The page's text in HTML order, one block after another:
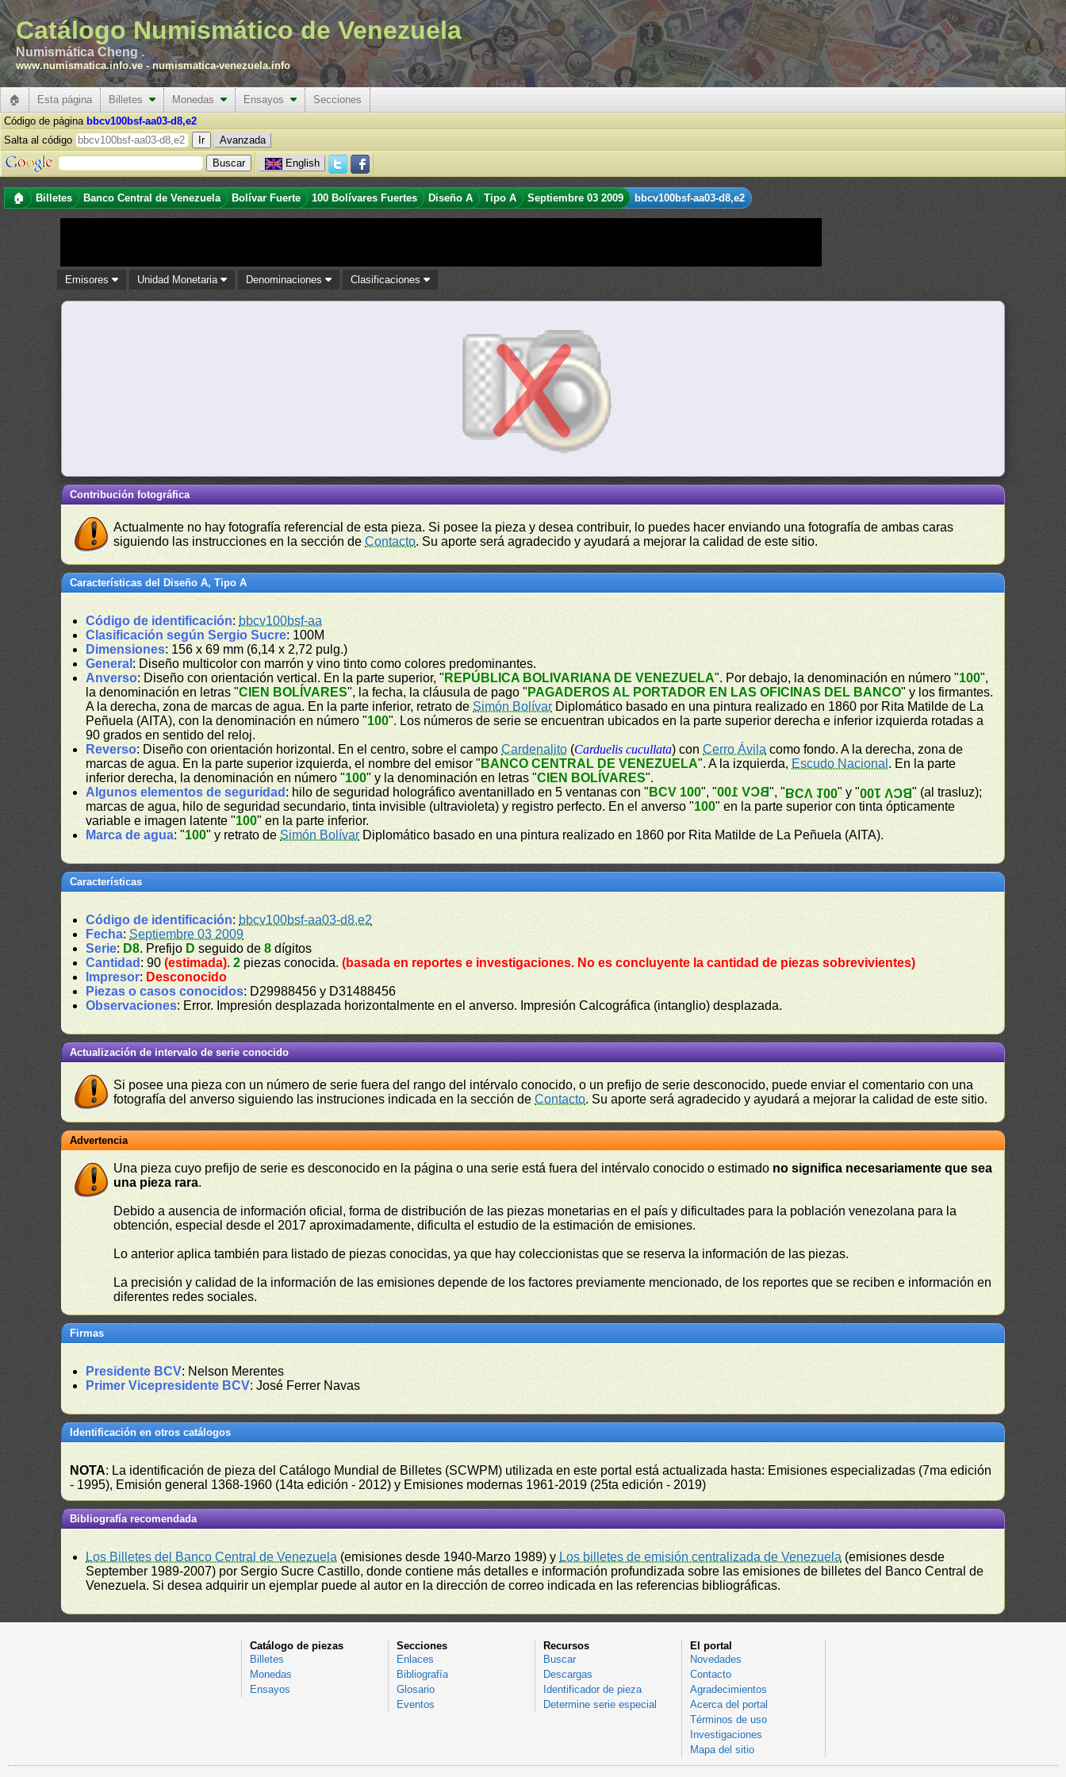
Catálogo Numismático de Venezuela
Numismática Cheng .
www.numismatica.info.ve -numismatica-venezuela.info
🏠 Esta página Billetes Monedas Ensayos
Secciones
Código de página bbcv100bsf-aa03-d8,e2
Salta al código
Avanzada
English
🏠 Billetes Banco Central de Venezuela Bolívar Fuerte 100 Bolívares Fuertes Diseño A Tipo A Septiembre 03 2009 bbcv100bsf-aa03-d8,e2
Emisores Unidad Monetaria Denominaciones Clasificaciones
Contribución fotográfica
Actualmente no hay fotografía referencial de esta pieza. Si posee la pieza y desea contribuir, lo puedes hacer enviando una fotografía de ambas caras
siguiendo las instrucciones en la sección deContacto. Su aporte será agradecido y ayudará a mejorar la calidad de este sitio.
Características del Diseño A, Tipo A
Código de identificación: bbcv100bsf-aa
Clasificación según Sergio Sucre: 100M
Dimensiones: 156 x 69 mm (6,14 x 2,72 pulg.)
General : Diseño multicolor con marrón y vino tinto como colores predominantes.
Anverso: Diseño con orientación vertical. En la parte superior, " REPÚBLICA BOLIVARIANA DE VENEZUELA". Por debajo, la denominación en número "100",
la denominación en letras "CIEN BOLÍVARES", la fecha, la cláusula de pago " PAGADEROS AL PORTADOR EN LAS OFICINAS DEL BANCO" y los firmantes.
A la derecha, zona de marcas de agua. En la parte inferior, retrato deSimón Bolívar Diplomático basado en una pintura realizado en 1860 por Rita Matilde de La
Peñuela (AITA), con la denominación en número "100". Los números de serie se encuentran ubicados en la parte superior derecha e inferior izquierda rotadas a
90 grados en sentido del reloj.
Reverso: Diseño con orientación horizontal. En el centro, sobre el campoCardenalito (Carduelis cucullata) conCerro Ávila como fondo. A la derecha, zona de
marcas de agua. En la parte superior izquierda, el nombre del emisor " BANCO CENTRAL DE VENEZUELA". A la izquierda, Escudo Nacional . En la parte
inferior derecha, la denominación en número "100" y la denominación en letras "CIEN BOLÍVARES".
Algunos elementos de seguridad : hilo de seguridad holográfico aventanillado en 5 ventanas con " BCV 100", "BCV 100", "BCV 100" y "BCV 100" (al trasluz);
marcas de agua, hilo de seguridad secundario, tinta invisible (ultravioleta) y registro perfecto. En el anverso "100" en la parte superior con tinta ópticamente
variable e imagen latente "100" en la parte inferior.
Marca de agua: "100" y retrato deSimón Bolívar Diplomático basado en una pintura realizado en 1860 por Rita Matilde de La Peñuela (AITA).
Características
Código de identificación: bbcv100bsf-aa03-d8,e2
Fecha:Septiembre 03 2009
Serie: D8. Prefijo D seguido de8 dígitos
Cantidad : 90(estimada).2 piezas conocida.(basada en reportes e investigaciones. No es concluyente la cantidad de piezas sobrevivientes)
Impresor: Desconocido
Piezas o casos conocidos: D29988456 y D31488456
Observaciones: Error. Impresión desplazada horizontalmente en el anverso. Impresión Calcográfica (intanglio) desplazada.
Actualización de intervalo de serie conocido
Si posee una pieza con un número de serie fuera del rango del intérvalo conocido, o un prefijo de serie desconocido, puede enviar el comentario con una
fotografía del anverso siguiendo las instruciones indicada en la sección deContacto. Su aporte será agradecido y ayudará a mejorar la calidad de este sitio.
Advertencia
Una pieza cuyo prefijo de serie es desconocido en la página o una serie está fuera del intérvalo conocido o estimado no significa necesariamente que sea
una pieza rara.
Debido a ausencia de información oficial, forma de distribución de las piezas monetarias en el país y dificultades para la población venezolana para la
obtención, especial desde el 2017 aproximadamente, dificulta el estudio de la estimación de emisiones.
Lo anterior aplica también para listado de piezas conocidas, ya que hay coleccionistas que se reserva la información de las piezas.
La precisión y calidad de la información de las emisiones depende de los factores previamente mencionado, de los reportes que se reciben e información en
diferentes redes sociales.
Firmas
Presidente BCV: Nelson Merentes
Primer Vicepresidente BCV: José Ferrer Navas
Identificación en otros catálogos
NOTA: La identificación de pieza del Catálogo Mundial de Billetes (SCWPM) utilizada en este portal está actualizada hasta: Emisiones especializadas (7ma edición
- 1995), Emisión general 1368-1960 (14ta edición - 2012) y Emisiones modernas 1961-2019 (25ta edición - 2019)
Bibliografía recomendada
Los Billetes del Banco Central de Venezuela (emisiones desde 1940-Marzo 1989) y Los billetes de emisión centralizada de Venezuela (emisiones desde
September 1989-2007) por Sergio Sucre Castillo, donde contiene más detalles e información profundizada sobre las emisiones de billetes del Banco Central de
Venezuela. Si desea adquirir un ejemplar puede al autor en la dirección de correo indicada en las referencias bibliográficas.
Catálogo de piezas
Billetes
Monedas
Ensayos
Secciones
Enlaces
Bibliografía
Glosario
Eventos
Recursos
Buscar
Descargas
Identificador de pieza
Determine serie especial
El portal
Novedades
Contacto
Agradecimientos
Acerca del portal
Términos de uso
Investigaciones
Mapa del sitio